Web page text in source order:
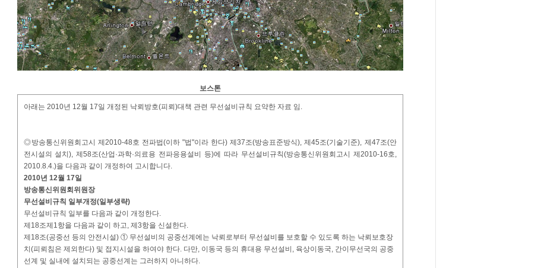
보스톤
아래는 2010년 12월 17일 개정된 낙뢰방호(피뢰)대책 관련 무선설비규칙 요약한 자료 임.
◎방송통신위원회고시 제2010-48호 전파법(이하 "법"이라 한다) 제37조(방송표준방식), 제45조(기술기준), 제47조(안
전시설의 설치), 제58조(산업·과학·의료용 전파응용설비 등)에 따라 무선설비규칙(방송통신위원회고시 제2010-16호,
2010.8.4.)을 다음과 같이 개정하여 고시합니다.
2010년 12월 17일
방송통신위원회위원장
무선설비규칙 일부개정(일부생략)
무선설비규칙 일부를 다음과 같이 개정한다.
제18조제1항을 다음과 같이 하고, 제3항을 신설한다.
제18조(공중선 등의 안전시설) ① 무선설비의 공중선계에는 낙뢰로부터 무선설비를 보호할 수 있도록 하는 낙뢰보호장
치(피뢰침은 제외한다) 및 접지시설을 하여야 한다. 다만, 이동국 등의 휴대용 무선설비, 육상이동국, 간이무선국의 공중
선계 및 실내에 설치되는 공중선계는 그러하지 아니하다.